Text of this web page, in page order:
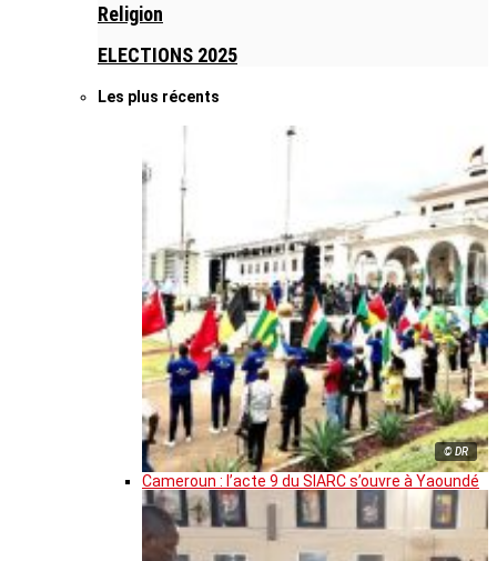
Religion
ELECTIONS 2025
Les plus récents
© DR
Cameroun : l’acte 9 du SIARC s’ouvre à Yaoundé